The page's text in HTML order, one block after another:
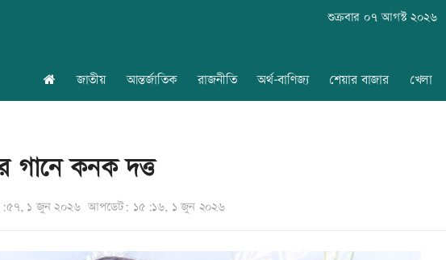
শুক্রবার ০৭ আগস্ট ২০২৬
জাতীয় আন্তর্জাতিক রাজনীতি অর্থ-বাণিজ্য শেয়ার বাজার খেলা
গানে কনক দত্ত
১ জুন ২০২৬ আপডেট: ১৫:১৬, ১ জুন ২০২৬